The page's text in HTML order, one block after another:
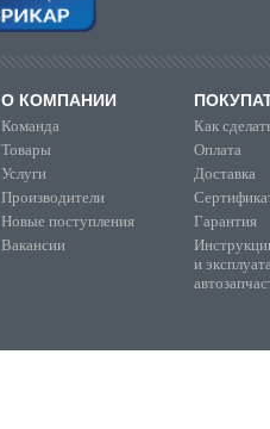
О КОМПАНИИ
Команда
Товары
Услуги
Производители
Новые поступления
Вакансии
Как
Оплата
Доставка
Гарантия
и